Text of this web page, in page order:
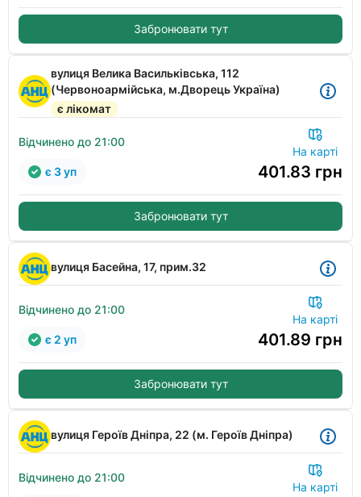
Забронювати тут
вулиця Велика Васильківська, 112
(Червоноармійська, м.Дворець Україна)
є лікомат
Відчинено до 21:00
На карті
401.83 грн
є 3 уп
Забронювати тут
вулиця Басейна, 17, прим.32
Відчинено до 21:00
На карті
401.89 грн
є 2 уп
Забронювати тут
вулиця Героїв Дніпра, 22 (м. Героїв Дніпра)
Відчинено до 21:00
На карті